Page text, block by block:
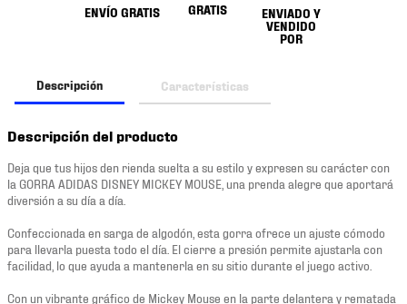
ENVÍO GRATIS
GRATIS
ENVIADO Y
VENDIDO
POR
Descripción Características
Descripción del producto
Deja que tus hijos den rienda suelta a su estilo y expresen su carácter con
la GORRA ADIDAS DISNEY MICKEY MOUSE, una prenda alegre que aportará
diversión a su día a día.
Confeccionada en sarga de algodón, esta gorra ofrece un ajuste cómodo
para llevarla puesta todo el día. El cierre a presión permite ajustarla con
facilidad, lo que ayuda a mantenerla en su sitio durante el juego activo.
Con un vibrante gráfico de Mickey Mouse en la parte delantera y rematada